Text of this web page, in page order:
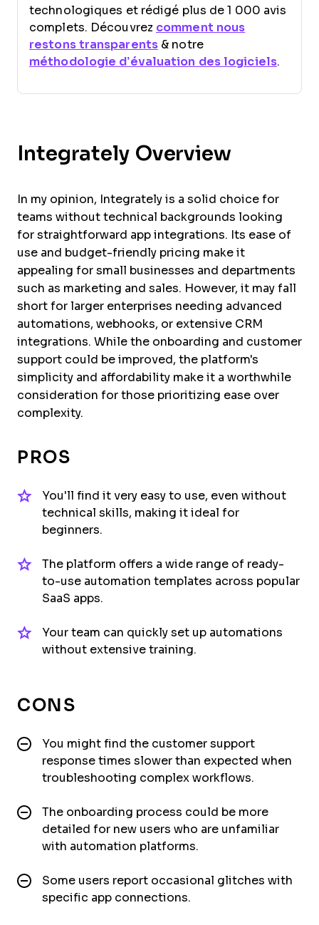
technologiques et rédigé plus de 1 000 avis
complets. Découvrez comment nous
restons transparents & notre
méthodologie d’évaluation des logiciels.
Integrately Overview
In my opinion, Integrately is a solid choice for
teams without technical backgrounds looking
for straightforward app integrations. Its ease of
use and budget-friendly pricing make it
appealing for small businesses and departments
such as marketing and sales. However, it may fall
short for larger enterprises needing advanced
automations, webhooks, or extensive CRM
integrations. While the onboarding and customer
support could be improved, the platform's
simplicity and affordability make it a worthwhile
consideration for those prioritizing ease over
complexity.
PROS
You'll find it very easy to use, even without
technical skills, making it ideal for
beginners.
The platform offers a wide range of ready-
to-use automation templates across popular
SaaS apps.
Your team can quickly set up automations
without extensive training.
CONS
You might find the customer support
response times slower than expected when
troubleshooting complex workflows.
The onboarding process could be more
detailed for new users who are unfamiliar
with automation platforms.
Some users report occasional glitches with
specific app connections.